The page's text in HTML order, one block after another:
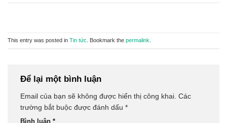
This entry was posted in Tin tức . Bookmark the permalink
Để lại một bình luận
Email của bạn sẽ không được hiển thị công khai. Các
trường bắt buộc được đánh dấu *
Bình luận *